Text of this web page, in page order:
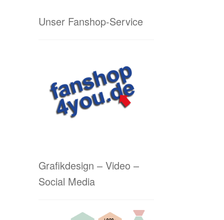
Unser Fanshop-Service
Grafikdesign – Video –
Social Media